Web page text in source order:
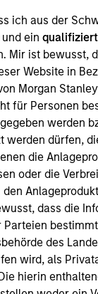
ich aus der
ein
Mir ist bewusst,
Website in
Morgan
für Personen
werden
werden dürfen,
die
oder die
dass die
des
wird, als
hierin
and global
systems
and
asset classes
He has over
computer
Punjab
from American
University.
all Team